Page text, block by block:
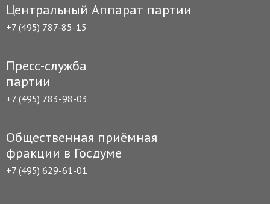
Центральный Аппарат партии
+7 (495) 787-85-15
Пресс-служба
партии
+7 (495) 783-98-03
Общественная приёмная
фракции в Госдуме
+7 (495) 629-61-01